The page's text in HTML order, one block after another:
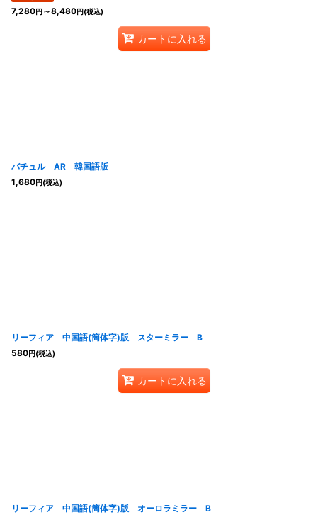
7,280円～8,480円(税込)
カートに入れる
バチュル AR 韓国語版
1,680円(税込)
リーフィア 中国語(簡体字)版 スターミラー B
580円(税込)
カートに入れる
リーフィア 中国語(簡体字)版 オーロラミラー B